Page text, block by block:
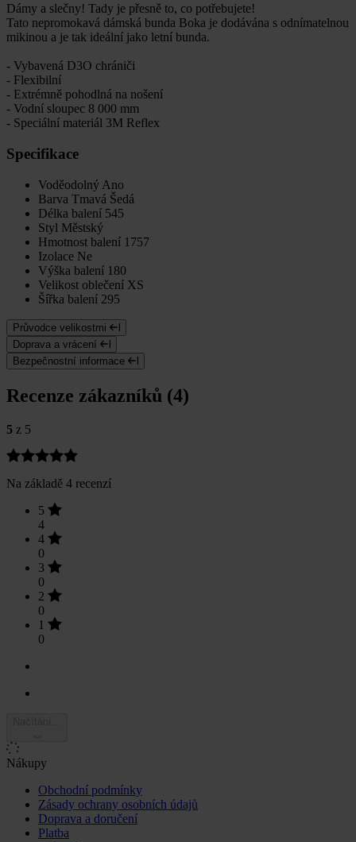
Dámy a slečny! Tady je přesně to, co potřebujete!
Tato nepromokavá dámská bunda Boka je dodávána s odnímatelnou
mikinou a je tak ideální jako letní bunda.
- Vybavená D3O chrániči
- Flexibilní
- Extrémně pohodlná na nošení
- Vodní sloupec 8 000 mm
- Speciální materiál 3M Reflex
Specifikace
Voděodolný Ano
Barva Tmavá Šedá
Délka balení 545
Styl Městský
Hmotnost balení 1757
Izolace Ne
Výška balení 180
Velikost oblečení XS
Šířka balení 295
Průvodce velikostmi
Doprava a vrácení
Bezpečnostní informace
Recenze zákazníků (4)
5 z 5
Na základě 4 recenzí
5
4
4
0
3
0
2
0
1
0
Nákupy
Obchodní podmínky
Zásady ochrany osobních údajů
Doprava a doručení
Platba